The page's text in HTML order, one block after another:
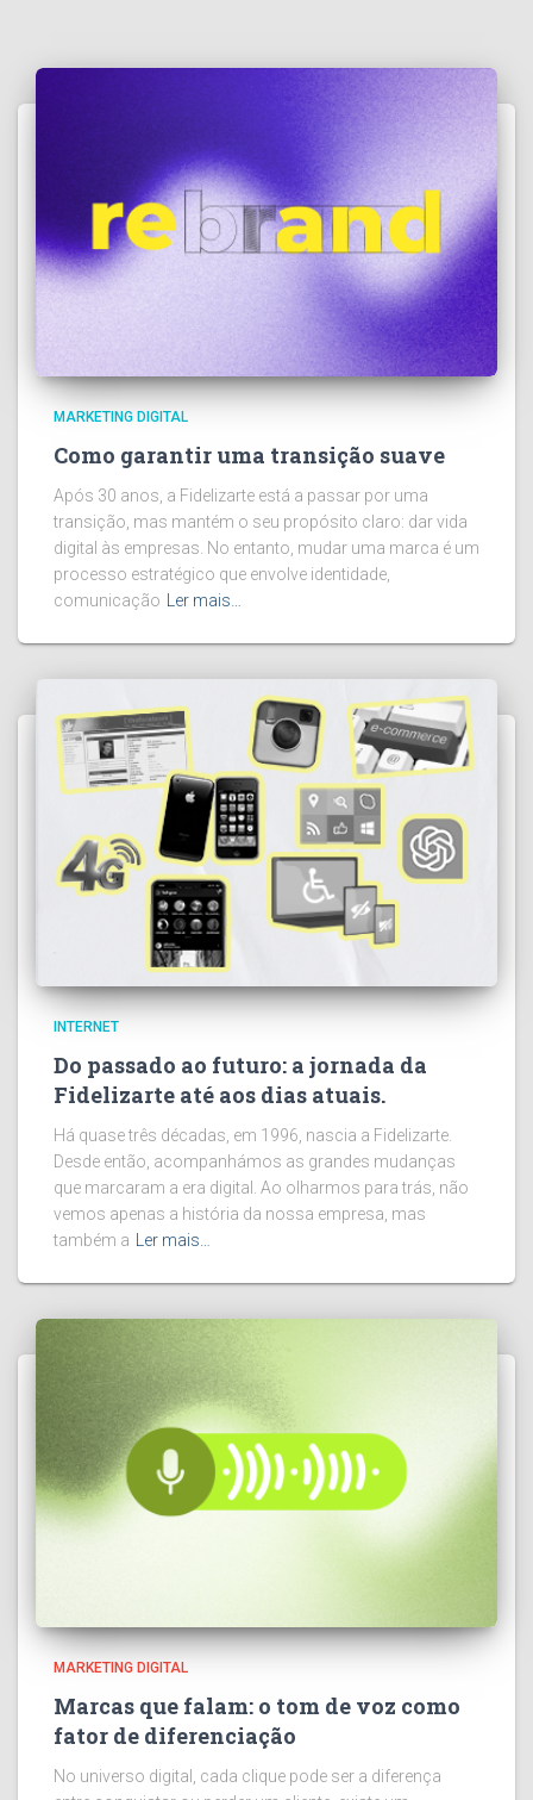
MARKETING DIGITAL
Como garantir uma transição suave
Após 30 anos, a Fidelizarte está a passar por uma
transição, mas mantém o seu propósito claro: dar vida
digital às empresas. No entanto, mudar uma marca é um
processo estratégico que envolve identidade,
comunicação
Ler mais…
INTERNET
Do passado ao futuro: a jornada da
Fidelizarte até aos dias atuais.
Há quase três décadas, em 1996, nascia a Fidelizarte.
Desde então, acompanhámos as grandes mudanças
que marcaram a era digital. Ao olharmos para trás, não
vemos apenas a história da nossa empresa, mas
também a Ler mais…
MARKETING DIGITAL
Marcas que falam: o tom de voz como
fator de diferenciação
No universo digital, cada clique pode ser a diferença